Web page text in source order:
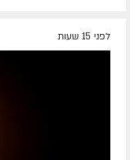
לפני 15 שעות